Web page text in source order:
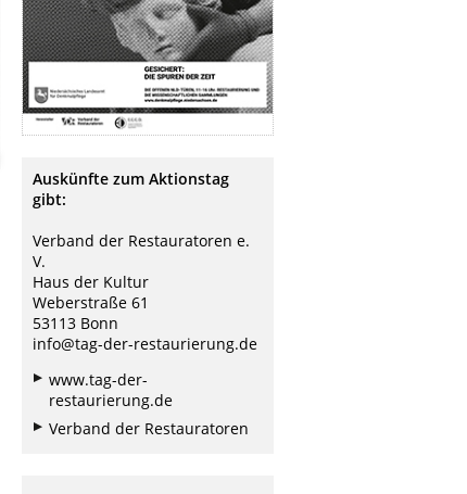
Auskünfte zum Aktionstag
gibt:
Verband der Restauratoren e.
V.
Haus der Kultur
Weberstraße 61
53113 Bonn
info@tag-der-restaurierung.de
www.tag-der-
restaurierung.de
Verband der Restauratoren